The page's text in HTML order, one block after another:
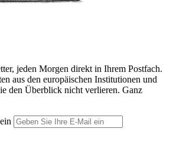
jeden Morgen direkt in Ihrem Postfach.
aus den europäischen Institutionen und
den Überblick nicht verlieren. Ganz